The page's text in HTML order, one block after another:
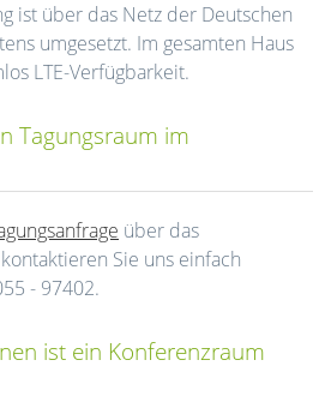
ist über das Netz der Deutschen
umgesetzt. Im gesamten Haus
LTE-Verfügbarkeit.
Tagungsraum im
über das
Sie uns einfach
- 97402.
ist ein Konferenzraum